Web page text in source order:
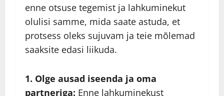
enne otsuse tegemist ja lahkuminekut
olulisi samme, mida saate astuda, et
protsess oleks sujuvam ja teie mõlemad
saaksite edasi liikuda.
1. Olge ausad iseenda ja oma
partneriga: Enne lahkuminekust